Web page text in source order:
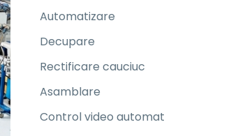
Automatizare
Decupare
Rectificare cauciuc
Asamblare
Control video automat